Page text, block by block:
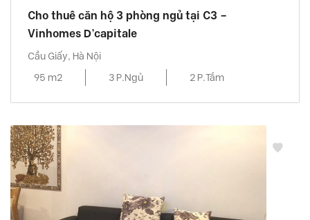
Cho thuê căn hộ 3 phòng ngủ tại C3 –
Vinhomes D’capitale
Cầu Giấy, Hà Nội
95 m2
3 P.Ngủ 2 P.Tắm